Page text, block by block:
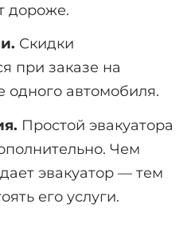
дороже.
Скидки
при заказе на
одного автомобиля.
Простой эвакуатора
Чем
эвакуатор — тем
его услуги.